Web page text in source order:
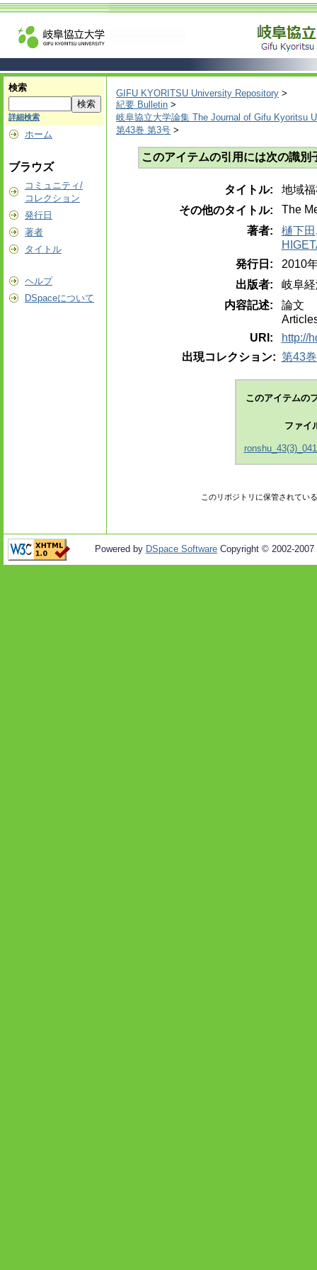
検索
詳細検索
ホーム
ブラウズ
コミュニティ/
コレクション
発行日
著者
タイトル
ヘルプ
DSpaceについて
GIFU KYORITSU University Repository >
紀要 Bulletin >
岐阜協立大学論集 The Journal of Gifu Kyoritsu
第43巻 第3号 >
このアイテムの引用には次の識
タイトル:
地域
その他のタイトル:
The
著者:
樋下
発行日:
2010
出版者:
岐阜
内容記述:
論文
URI:
http://
出現コレクション: 第43
このアイテムの
ファイ
このリポジトリに保管されてい
Powered by DSpace Software Copyright © 2002-2007